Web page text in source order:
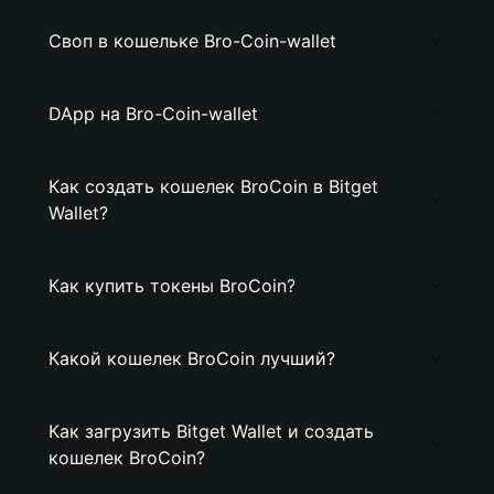
Своп в кошельке Bro-Coin-wallet
DApp на Bro-Coin-wallet
Как создать кошелек BroCoin в Bitget
Wallet?
Как купить токены BroCoin?
Какой кошелек BroCoin лучший?
Как загрузить Bitget Wallet и создать
кошелек BroCoin?